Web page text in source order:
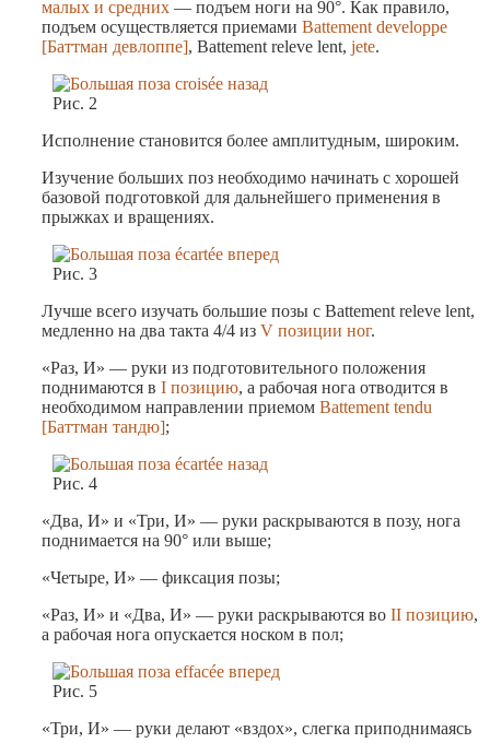
малых и средних — подъем ноги на 90°. Как правило,
подъем осуществляется приемами Battement developpe
[Баттман девлоппе], Battement releve lent, jete.
Рис. 2
Исполнение становится более амплитудным, широким.
Изучение больших поз необходимо начинать с хорошей
базовой подготовкой для дальнейшего применения в
прыжках и вращениях.
Рис. 3
Лучше всего изучать большие позы с Battement releve lent,
медленно на два такта 4/4 из V позиции ног.
«Раз, И» — руки из подготовительного положения
поднимаются в I позицию, а рабочая нога отводится в
необходимом направлении приемом Battement tendu
[Баттман тандю];
Рис. 4
«Два, И» и «Три, И» — руки раскрываются в позу, нога
поднимается на 90° или выше;
«Четыре, И» — фиксация позы;
«Раз, И» и «Два, И» — руки раскрываются во II позицию,
а рабочая нога опускается носком в пол;
Рис. 5
«Три, И» — руки делают «вздох», слегка приподнимаясь